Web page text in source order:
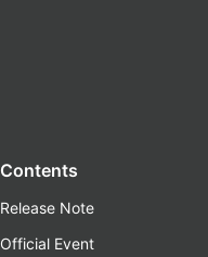
Contents
Release Note
Official Event